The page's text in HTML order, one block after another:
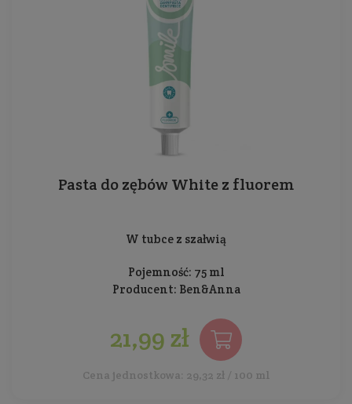
Pasta do zębów White z fluorem
W tubce z szałwią
Pojemność: 75 ml
Producent: Ben&Anna
21,99 zł
Cena jednostkowa: 29,32 zł / 100 ml